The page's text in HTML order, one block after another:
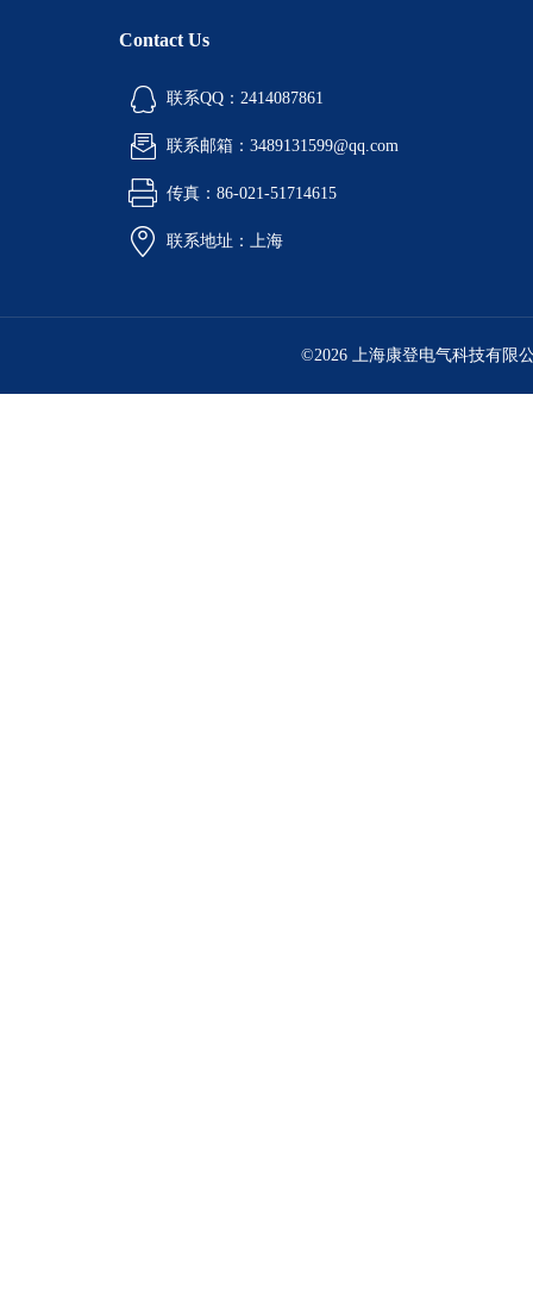
Contact Us
联系QQ：2414087861
联系邮箱：3489131599@qq.com
传真：86-021-51714615
联系地址：上海
©2026 上海康登电气科技有限